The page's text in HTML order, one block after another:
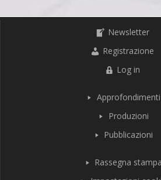
Newsletter
Registrazione
Log in
Approfondimenti
Produzioni
Pubblicazioni
Rassegna stampa